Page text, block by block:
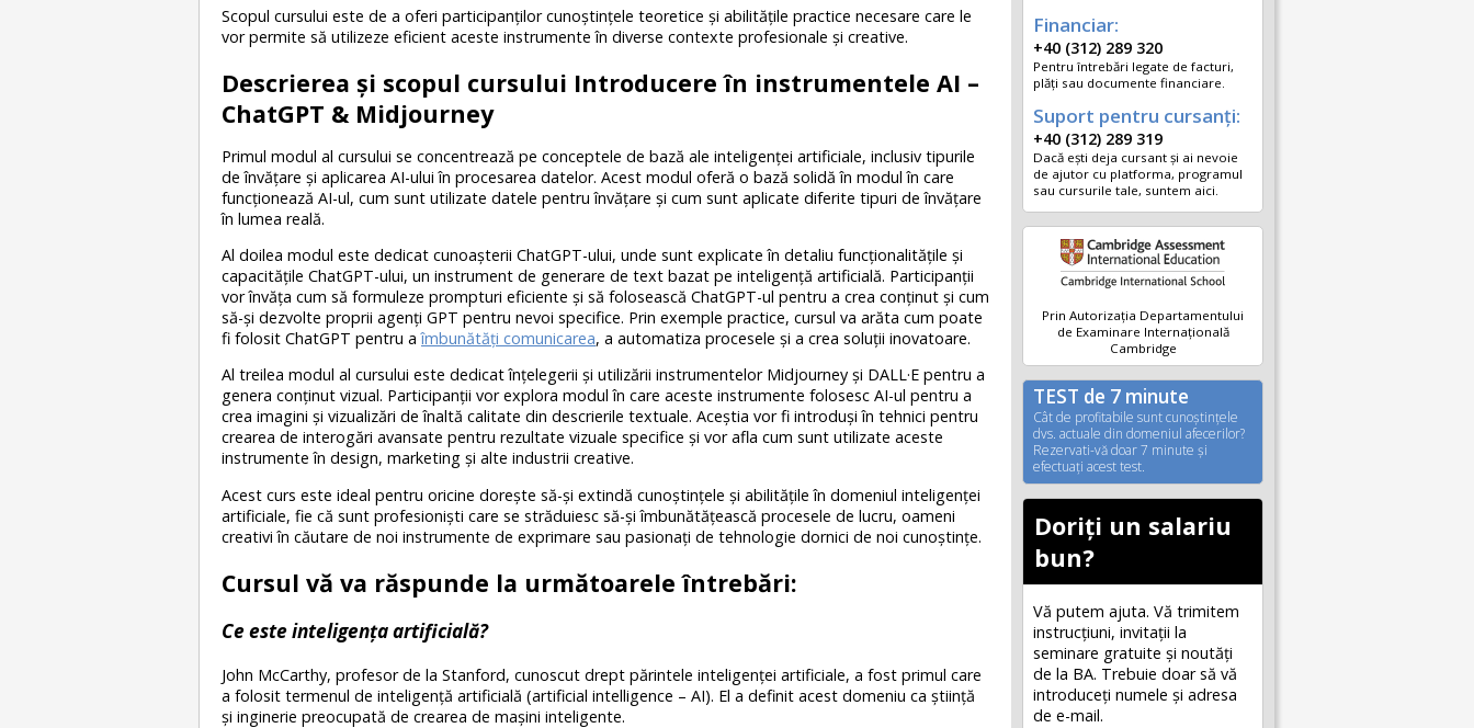
Scopul cursului este de a oferi participanților cunoștințele teoretice și abilitățile practice necesare care le
vor permite să utilizeze eficient aceste instrumente în diverse contexte profesionale și creative.
Descrierea și scopul cursului Introducere în instrumentele AI –
ChatGPT & Midjourney
Primul modul al cursului se concentrează pe conceptele de bază ale inteligenței artificiale, inclusiv tipurile
de învățare și aplicarea AI-ului în procesarea datelor. Acest modul oferă o bază solidă în modul în care
funcționează AI-ul, cum sunt utilizate datele pentru învățare și cum sunt aplicate diferite tipuri de învățare
în lumea reală.
Al doilea modul este dedicat cunoașterii ChatGPT-ului, unde sunt explicate în detaliu funcționalitățile și
capacitățile ChatGPT-ului, un instrument de generare de text bazat pe inteligență artificială. Participanții
vor învăța cum să formuleze prompturi eficiente și să folosească ChatGPT-ul pentru a crea conținut și cum
să-și dezvolte proprii agenți GPT pentru nevoi specifice. Prin exemple practice, cursul va arăta cum poate
fi folosit ChatGPT pentru aîmbunătăți comunicarea, a automatiza procesele și a crea soluții inovatoare.
Al treilea modul al cursului este dedicat înțelegerii și utilizării instrumentelor Midjourney și DALL·E pentru a
genera conținut vizual. Participanții vor explora modul în care aceste instrumente folosesc AI-ul pentru a
crea imagini și vizualizări de înaltă calitate din descrierile textuale. Aceștia vor fi introduși în tehnici pentru
crearea de interogări avansate pentru rezultate vizuale specifice și vor afla cum sunt utilizate aceste
instrumente în design, marketing și alte industrii creative.
Acest curs este ideal pentru oricine dorește să-și extindă cunoștințele și abilitățile în domeniul inteligenței
artificiale, fie că sunt profesioniști care se străduiesc să-și îmbunătățească procesele de lucru, oameni
creativi în căutare de noi instrumente de exprimare sau pasionați de tehnologie dornici de noi cunoștințe.
Cursul vă va răspunde la următoarele întrebări:
Ce este inteligența artificială?
John McCarthy, profesor de la Stanford, cunoscut drept părintele inteligenței artificiale, a fost primul care
a folosit termenul de inteligență artificială (artificial intelligence – AI). El a definit acest domeniu ca știință
și inginerie preocupată de crearea de mașini inteligente.
Financiar:
+40 (312) 289 320
Pentru întrebări legate de facturi,
plăți sau documente financiare.
Suport pentru cursanți:
+40 (312) 289 319
Dacă ești deja cursant și ai nevoie
de ajutor cu platforma, programul
sau cursurile tale, suntem aici.
Prin Autorizația Departamentului
de Examinare Internațională
Cambridge
TEST de 7 minute
Cât de profitabile sunt cunoştinţele
dvs. actuale din domeniul afecerilor?
Rezervati-vă doar 7 minute şi
efectuaţi acest test.
Doriți un salariu
bun?
Vă putem ajuta. Vă trimitem
instrucțiuni, invitaţii la
seminare gratuite şi noutăţi
de la BA. Trebuie doar să vă
introduceţi numele și adresa
de e-mail.